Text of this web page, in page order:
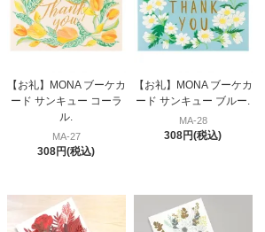
【お礼】MONA ブーケカ
ード サンキュー コーラ
ル.
MA-27
308円(税込)
【お礼】MONA ブーケカ
ード サンキュー ブルー.
MA-28
308円(税込)